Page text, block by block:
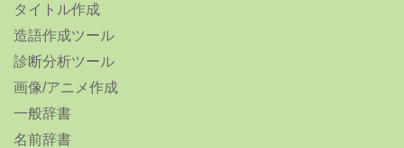
タイトル作成
造語作成ツール
診断分析ツール
画像/アニメ作成
一般辞書
名前辞書